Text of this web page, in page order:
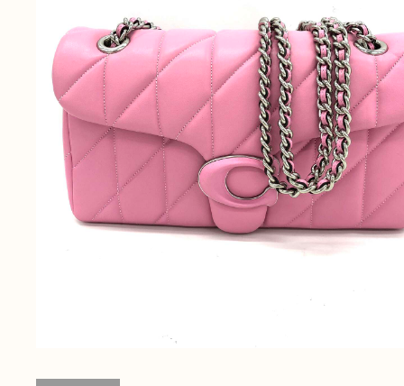
電話
今すぐ無料査定
総合受付
10:00-19:00（年中無休）/通話料無料
メールで無料相談する